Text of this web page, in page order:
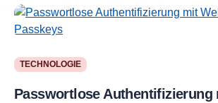
TECHNOLOGIE
Passwortlose Authentifizierung